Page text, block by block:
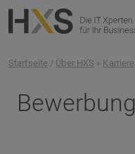
Startseite / Über HXS » Karriere
Bewerbung